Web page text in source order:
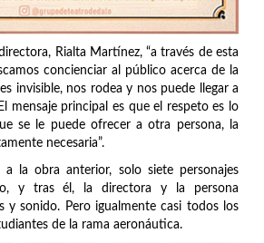
Rialta Martínez, “a través de esta
concienciar al público acerca de la
invisible, nos rodea y nos puede llegar a
mensaje principal es que el respeto es lo
se le puede ofrecer a otra persona, la
necesaria”.
a la obra anterior, solo siete personajes
y tras él, la directora y la persona
y sonido. Pero igualmente casi todos los
de la rama aeronáutica.